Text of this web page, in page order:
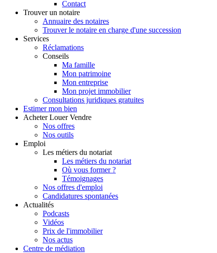
Contact
Trouver un notaire
Annuaire des notaires
Trouver le notaire en charge d'une succession
Services
Réclamations
Conseils
Ma famille
Mon patrimoine
Mon entreprise
Mon projet immobilier
Consultations juridiques gratuites
Estimer mon bien
Acheter Louer Vendre
Nos offres
Nos outils
Emploi
Les métiers du notariat
Les métiers du notariat
Où vous former ?
Témoignages
Nos offres d'emploi
Candidatures spontanées
Actualités
Podcasts
Vidéos
Prix de l'immobilier
Nos actus
Centre de médiation